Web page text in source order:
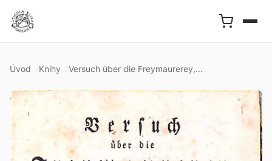
Úvod Knihy Versuch über die Freymaurerey,...